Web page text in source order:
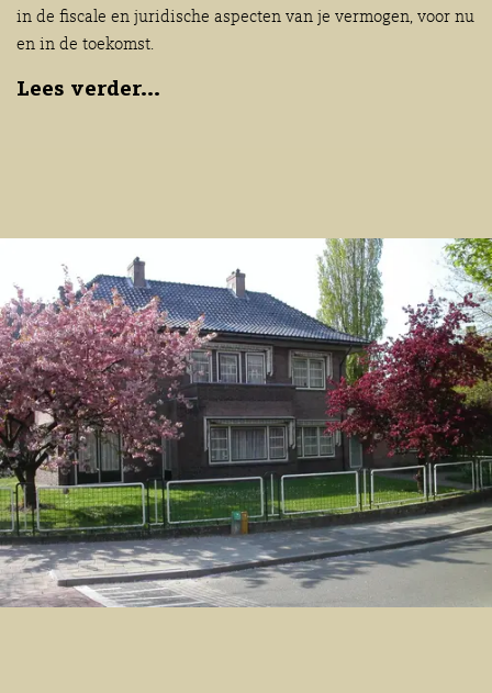
in de fiscale en juridische aspecten van je vermogen, voor nu
en in de toekomst.
Lees verder...